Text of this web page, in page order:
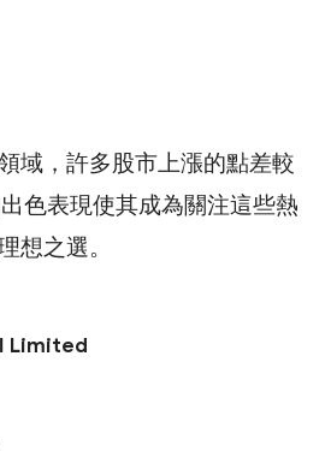
域，許多股市上漲的點差較
色表現使其成為關注這些熱
想之選。
Limited